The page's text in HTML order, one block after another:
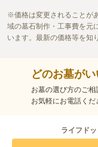
価格は変更されることが
域の墓石制作・工事費を元
います。最新の価格等を知
どのお墓が
お墓の選び方のご相
お気軽にお電話くだ
ライフド